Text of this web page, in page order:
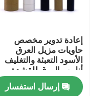
جولة في المعمل
ضبط الجودة
إعادة تدوير مخصص
حاويات مزيل العرق
الأسود التعبئة والتغليف
أنابيب الورق للقشدة
إرسال استفسار